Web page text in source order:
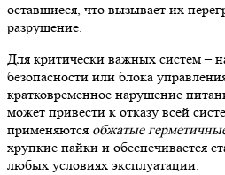
оставшиеся, что вызывает их
разрушение.
Для критически важных систем –
безопасности или блока
кратковременное нарушение
может привести к отказу всей
применяются обжатые
хрупкие пайки и обеспечивается
любых условиях эксплуатации.